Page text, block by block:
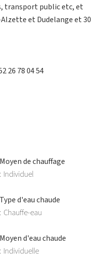
transport public etc, et
et Dudelange et 30
26 78 04 54
Moyen de chauffage
Individuel
Type d'eau chaude
Chauffe-eau
Moyen d'eau chaude
Individuelle